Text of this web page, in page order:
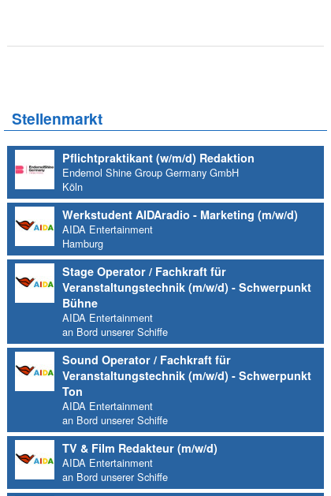
Stellenmarkt
Pflichtpraktikant (w/m/d) Redaktion
Endemol Shine Group Germany GmbH
Köln
Werkstudent AIDAradio - Marketing (m/w/d)
AIDA Entertainment
Hamburg
Stage Operator / Fachkraft für
Veranstaltungstechnik (m/w/d) - Schwerpunkt
Bühne
AIDA Entertainment
an Bord unserer Schiffe
Sound Operator / Fachkraft für
Veranstaltungstechnik (m/w/d) - Schwerpunkt
Ton
AIDA Entertainment
an Bord unserer Schiffe
TV & Film Redakteur (m/w/d)
AIDA Entertainment
an Bord unserer Schiffe